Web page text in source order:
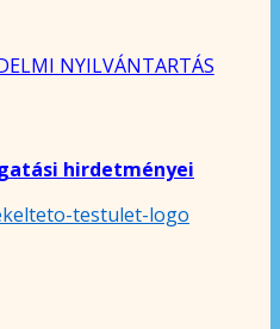
NYILVÁNTARTÁS
hirdetményei